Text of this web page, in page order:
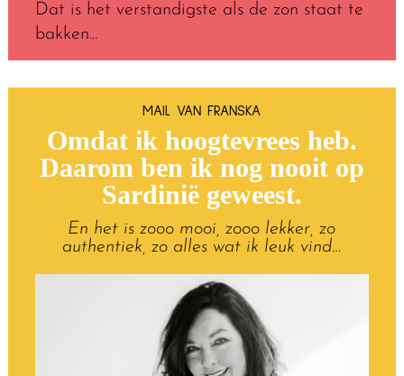
Dat is het verstandigste als de zon staat te
bakken...
MAIL VAN FRANSKA
Omdat ik hoogtevrees heb.
Daarom ben ik nog nooit op
Sardinië geweest.
En het is zooo mooi, zooo lekker, zo
authentiek, zo alles wat ik leuk vind…